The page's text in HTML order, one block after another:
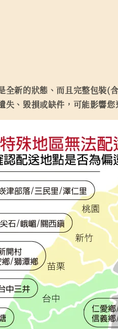
全新的狀態、而且完整包裝
、毀損或缺件，可能影響